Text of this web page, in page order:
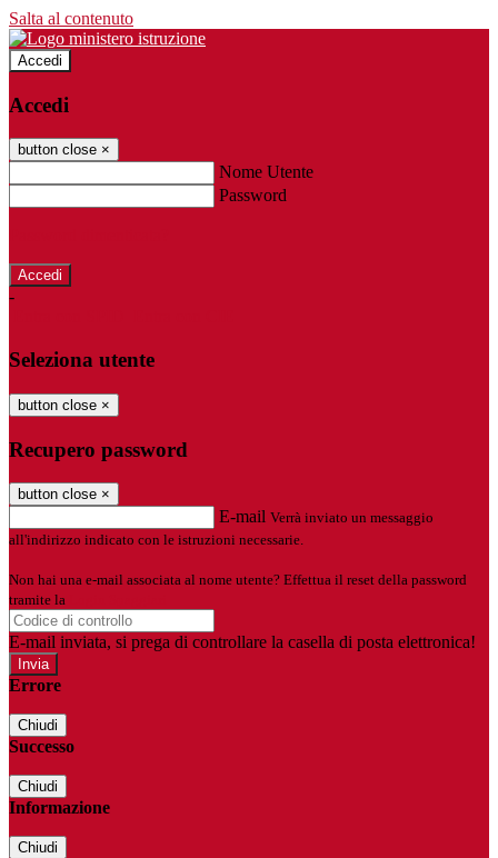
Salta al contenuto
Accedi
Accedi
button close ×
Nome Utente
Password
-
Seleziona utente
button close ×
Recupero password
button close ×
E-mail Verrà inviato un messaggio
all'indirizzo indicato con le istruzioni necessarie.
Non hai una e-mail associata al nome utente? Effettua il reset della password
tramite la
E-mail inviata, si prega di controllare la casella di posta elettronica!
Errore
Chiudi
Successo
Chiudi
Informazione
Chiudi